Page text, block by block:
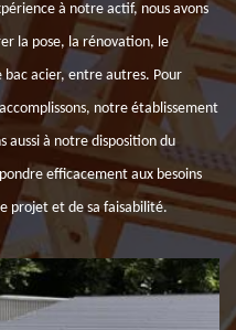
à notre actif, nous avons
la pose, la rénovation, le
acier, entre autres. Pour
notre établissement
aussi à notre disposition du
efficacement aux besoins
projet et de sa faisabilité.